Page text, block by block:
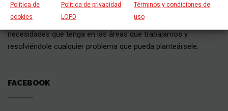
Política de
cookies
Política de privacidad
LOPD
Términos y condiciones de
uso
Grupo Siebla cuenta con un eficaz equipo de profesionales que
están gustosos de atenderle y solucionarle las dudas y
necesidades que tenga en las áreas que trabajamos y
resolviéndole cualquier problema que pueda planteársele.
FACEBOOK